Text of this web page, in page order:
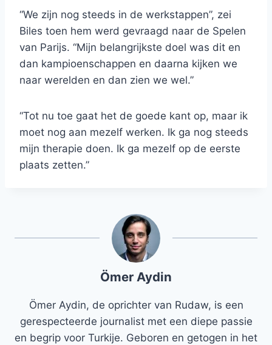
“We zijn nog steeds in de werkstappen”, zei
Biles toen hem werd gevraagd naar de Spelen
van Parijs. “Mijn belangrijkste doel was dit en
dan kampioenschappen en daarna kijken we
naar werelden en dan zien we wel.”
“Tot nu toe gaat het de goede kant op, maar ik
moet nog aan mezelf werken. Ik ga nog steeds
mijn therapie doen. Ik ga mezelf op de eerste
plaats zetten.”
Ömer Aydin
Ömer Aydin, de oprichter van Rudaw, is een
gerespecteerde journalist met een diepe passie
en begrip voor Turkije. Geboren en getogen in het